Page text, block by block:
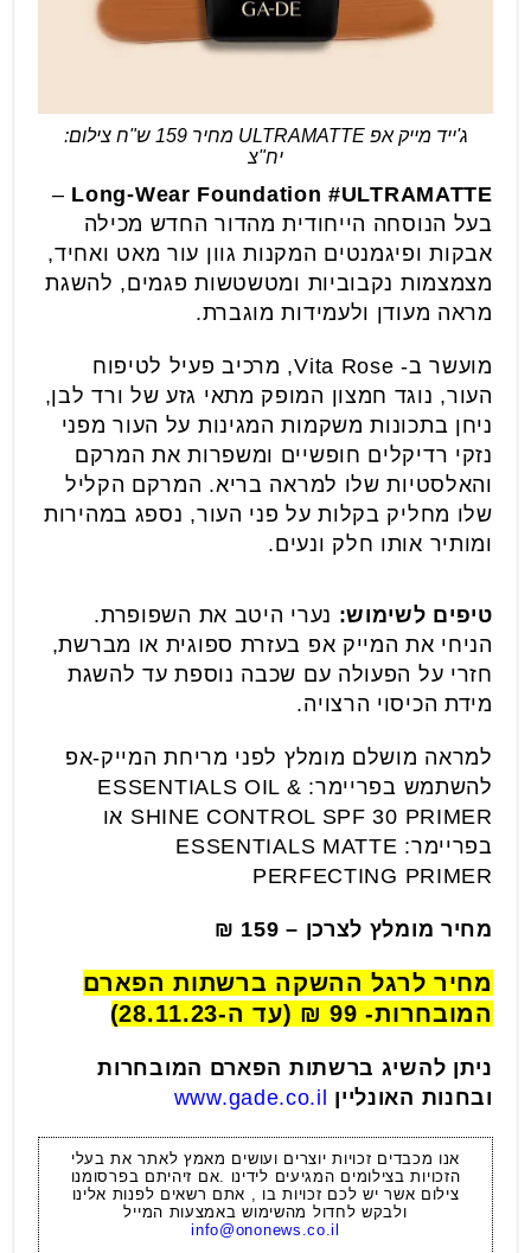
ג'ייד מייק אפ ULTRAMATTE מחיר 159 ש"ח צילום:
יח"צ
Long-Wear Foundation #ULTRAMATTE
–
בעל הנוסחה הייחודית מהדור החדש מכילה
אבקות ופיגמנטים המקנות גוון עור מאט ואחיד,
מצמצמות נקבוביות ומטשטשות פגמים, להשגת
מראה מעודן ולעמידות מוגברת.
מועשר ב- Vita Rose, מרכיב פעיל לטיפוח
העור, נוגד חמצון המופק מתאי גזע של ורד לבן,
ניחן בתכונות משקמות המגינות על העור מפני
נזקי רדיקלים חופשיים ומשפרות את המרקם
והאלסטיות שלו למראה בריא. המרקם הקליל
שלו מחליק בקלות על פני העור, נספג במהירות
ומותיר אותו חלק ונעים.
טיפים לשימוש: נערי היטב את השפופרת.
הניחי את המייק אפ בעזרת ספוגית או מברשת,
חזרי על הפעולה עם שכבה נוספת עד להשגת
מידת הכיסוי הרצויה.
למראה מושלם מומלץ לפני מריחת המייק-אפ
להשתמש בפריימר: ESSENTIALS OIL &
SHINE CONTROL SPF 30 PRIMER או
בפריימר: ESSENTIALS MATTE
PERFECTING PRIMER
מחיר מומלץ לצרכן – 159 ₪
מחיר לרגל ההשקה ברשתות הפארם
המובחרות- 99 ₪ (עד ה-28.11.23)
ניתן להשיג ברשתות הפארם המובחרות
ובחנות האונליין
www.gade.co.il
אנו מכבדים זכויות יוצרים ועושים מאמץ לאתר את בעלי
הזכויות בצילומים המגיעים לידינו .אם זיהיתם בפרסומנו
צילום אשר יש לכם זכויות בו , אתם רשאים לפנות אלינו
ולבקש לחדול מהשימוש באמצעות המייל
info@ononews.co.il